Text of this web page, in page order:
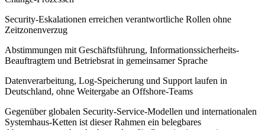
Security-Eskalationen erreichen verantwortliche Rollen ohne
Zeitzonenverzug
Abstimmungen mit Geschäftsführung, Informationssicherheits-
Beauftragtem und Betriebsrat in gemeinsamer Sprache
Datenverarbeitung, Log-Speicherung und Support laufen in
Deutschland, ohne Weitergabe an Offshore-Teams
Gegenüber globalen Security-Service-Modellen und internationalen
Systemhaus-Ketten ist dieser Rahmen ein belegbares